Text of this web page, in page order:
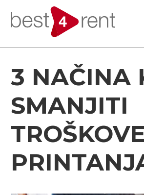
3 NAČINA
SMANJITI
TROŠKOVE